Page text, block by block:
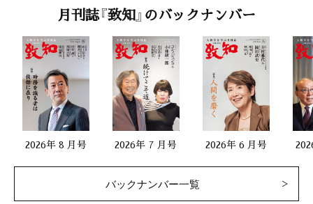
月刊誌『致知』のバックナンバー
2026年 8 月号 2026年 7 月号 2026年 6 月号
バックナンバー一覧